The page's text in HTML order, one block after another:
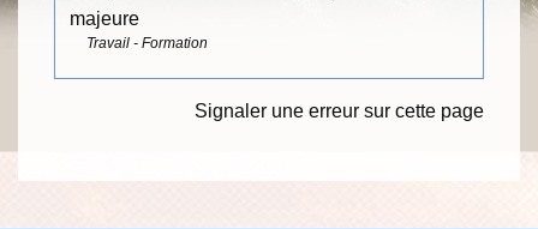
majeure
Travail - Formation
Signaler une erreur sur cette page